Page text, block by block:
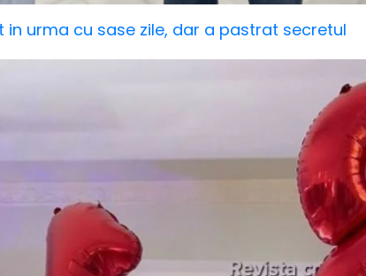
in urma cu sase zile, dar a pastrat secretul